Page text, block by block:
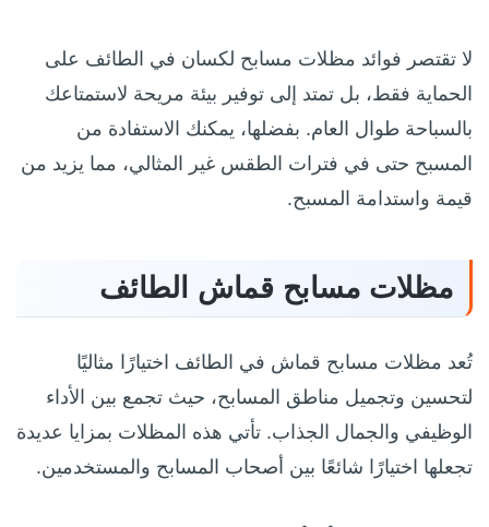
لا تقتصر فوائد مظلات مسابح لكسان في الطائف على
الحماية فقط، بل تمتد إلى توفير بيئة مريحة لاستمتاعك
بالسباحة طوال العام. بفضلها، يمكنك الاستفادة من
المسبح حتى في فترات الطقس غير المثالي، مما يزيد من
قيمة واستدامة المسبح.
مظلات مسابح قماش الطائف
تُعد مظلات مسابح قماش في الطائف اختيارًا مثاليًا
لتحسين وتجميل مناطق المسابح، حيث تجمع بين الأداء
الوظيفي والجمال الجذاب. تأتي هذه المظلات بمزايا عديدة
تجعلها اختيارًا شائعًا بين أصحاب المسابح والمستخدمين.